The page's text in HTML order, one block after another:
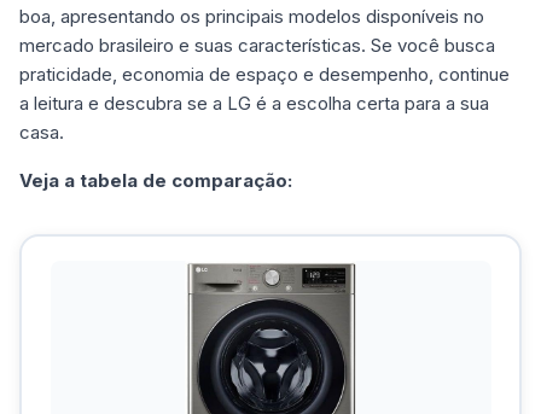
boa, apresentando os principais modelos disponíveis no
mercado brasileiro e suas características. Se você busca
praticidade, economia de espaço e desempenho, continue
a leitura e descubra se a LG é a escolha certa para a sua
casa.
Veja a tabela de comparação: